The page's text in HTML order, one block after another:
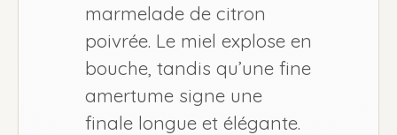
marmelade de citron
poivrée. Le miel explose en
bouche, tandis qu’une fine
amertume signe une
finale longue et élégante.